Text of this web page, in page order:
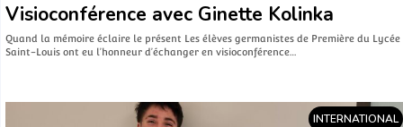
Visioconférence avec Ginette Kolinka
Quand la mémoire éclaire le présent Les élèves germanistes de Première du Lycée
Saint-Louis ont eu l’honneur d’échanger en visioconférence…
INTERNATIONAL